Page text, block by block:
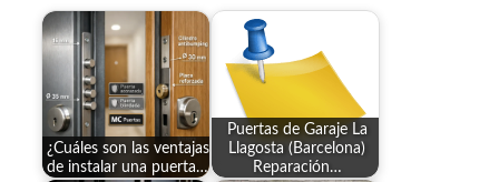
¿Cuáles son las ventajas
de instalar una puerta…
Puertas de Garaje La
Llagosta (Barcelona)
Reparación…